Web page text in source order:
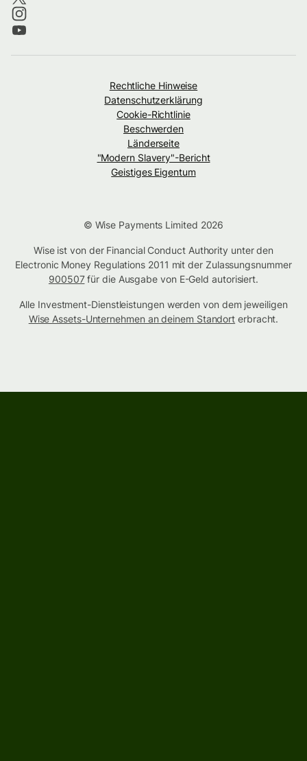
Rechtliche Hinweise
Datenschutzerklärung
Cookie-Richtlinie
Beschwerden
Länderseite
"Modern Slavery"-Bericht
Geistiges Eigentum
© Wise Payments Limited 2026
Wise ist von der Financial Conduct Authority unter den
Electronic Money Regulations 2011 mit der Zulassungsnummer
900507für die Ausgabe von E-Geld autorisiert.
Alle Investment-Dienstleistungen werden von dem jeweiligen
Wise Assets-Unternehmen an deinem Standort erbracht.